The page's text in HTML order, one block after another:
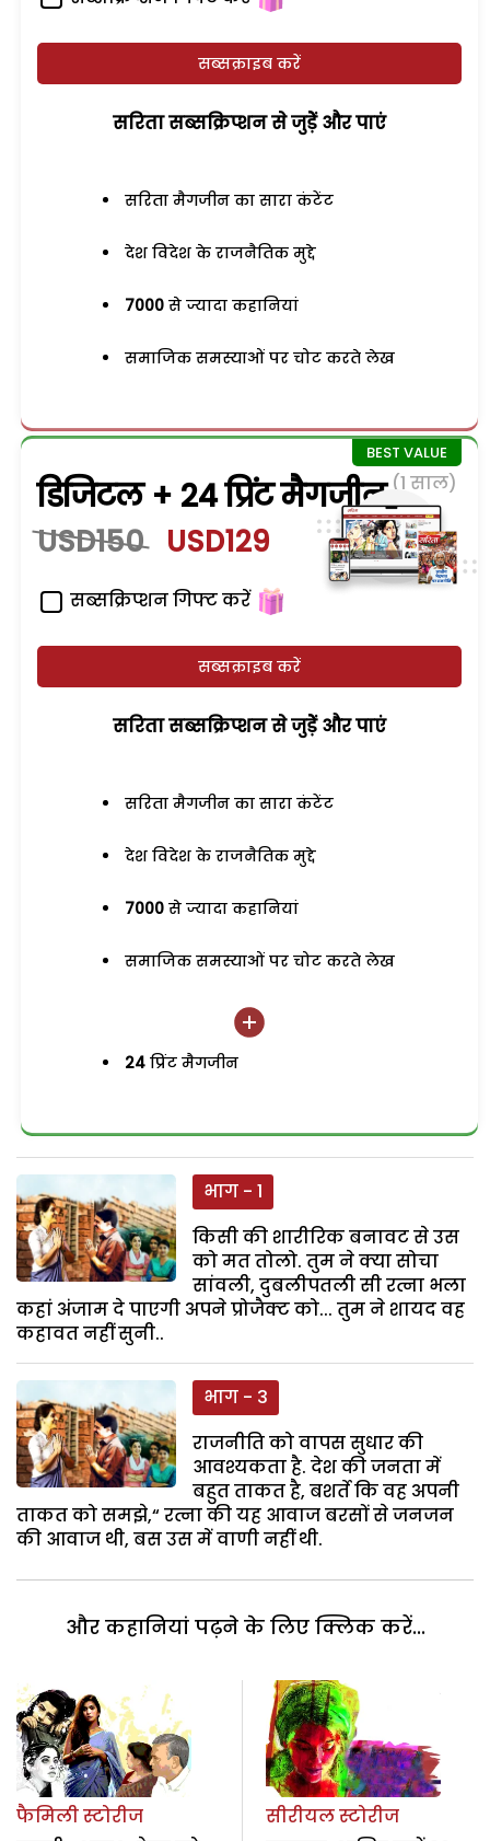
सब्सक्राइब करें
सरिता सब्सक्रिप्शन से जुड़ेें और पाएं
सरिता मैगजीन का सारा कंटेंट
देश विदेश के राजनैतिक मुद्दे
7000 से ज्यादा कहानियां
समाजिक समस्याओं पर चोट करते लेख
डिजिटल + 24 प्रिंट मैगजीन (1 साल)
USD150 USD129
सब्सक्रिप्शन गिफ्ट करें
सब्सक्राइब करें
सरिता सब्सक्रिप्शन से जुड़ेें और पाएं
सरिता मैगजीन का सारा कंटेंट
देश विदेश के राजनैतिक मुद्दे
7000 से ज्यादा कहानियां
समाजिक समस्याओं पर चोट करते लेख
24 प्रिंट मैगजीन
भाग - 1
किसी की शारीरिक बनावट से उस
को मत तोलो. तुम ने क्या सोचा
सांवली, दुबलीपतली सी रत्ना भला
कहां अंजाम दे पाएगी अपने प्रोजैक्ट को... तुम ने शायद वह
कहावत नहीं सुनी..
भाग - 3
राजनीति को वापस सुधार की
आवश्यकता है. देश की जनता में
बहुत ताकत है, बशर्ते कि वह अपनी
ताकत को समझे,“ रत्ना की यह आवाज बरसों से जनजन
की आवाज थी, बस उस में वाणी नहीं थी.
और कहानियां पढ़ने के लिए क्लिक करें...
फैमिली स्टोरीज
सीरीयल स्टोरीज